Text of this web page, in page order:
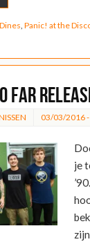
Panic! at the
Far
03/03/2016
je